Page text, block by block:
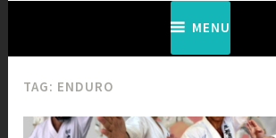
MENU
TAG: ENDURO